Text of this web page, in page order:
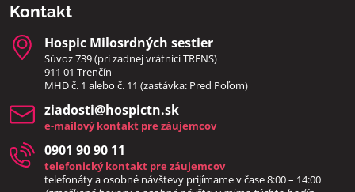
Kontakt
Hospic Milosrdných sestier
Súvoz 739 (pri zadnej vrátnici TRENS)
911 01 Trenčín
MHD č. 1 alebo č. 11 (zastávka: Pred Poľom)
ziadosti​@hospictn​.sk
e-mailový kontakt pre záujemcov
0901 90 90 11
telefonický kontakt pre záujemcov
telefonáty a osobné návštevy prijímame v čase 8:00 – 14:00